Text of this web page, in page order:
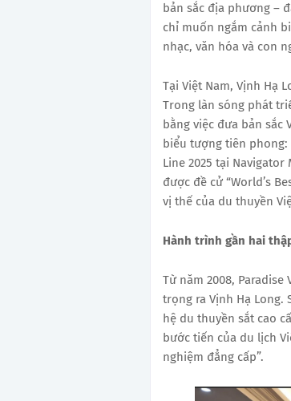
bản sắc địa phương –
chỉ muốn ngắm cảnh
nhạc, văn hóa và con
Tại Việt Nam, Vịnh Hạ
Trong làn sóng phát
bằng việc đưa bản sắc
biểu tượng tiên phong:
Line 2025 tại
được đề cử “World’s
vị thế của du thuyền
Hành trình gần hai
Từ năm 2008,
trọng ra Vịnh Hạ Long.
hệ du thuyền sắt cao
bước tiến của du lịch
nghiệm đẳng cấp”.